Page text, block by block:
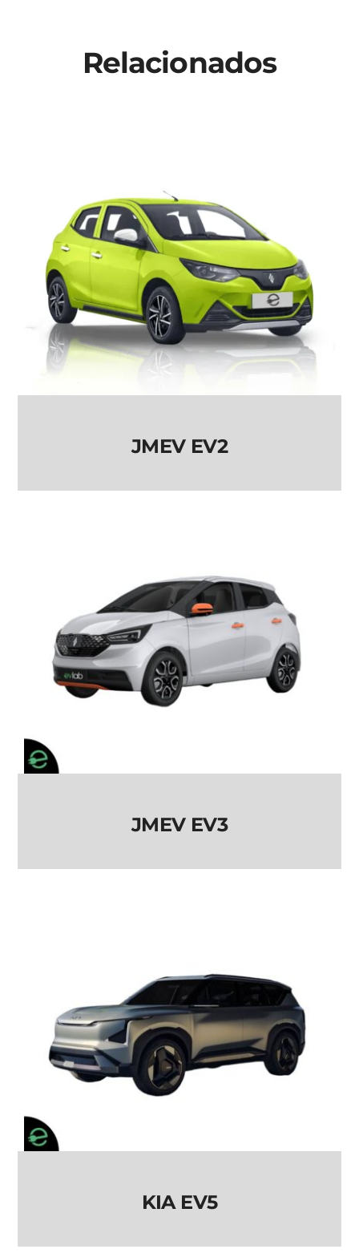
Relacionados
JMEV EV2
JMEV EV3
KIA EV5